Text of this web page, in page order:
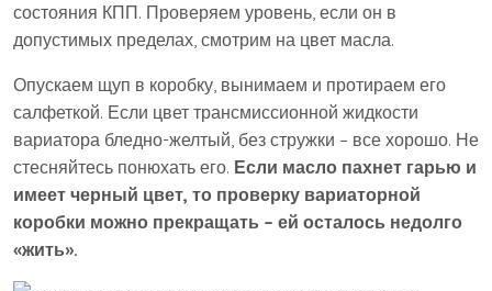
состояния КПП. Проверяем уровень, если он в
допустимых пределах, смотрим на цвет масла.
Опускаем щуп в коробку, вынимаем и протираем его
салфеткой. Если цвет трансмиссионной жидкости
вариатора бледно-желтый, без стружки – все хорошо. Не
стесняйтесь понюхать его. Если масло пахнет гарью и
имеет черный цвет, то проверку вариаторной
коробки можно прекращать – ей осталось недолго
«жить».